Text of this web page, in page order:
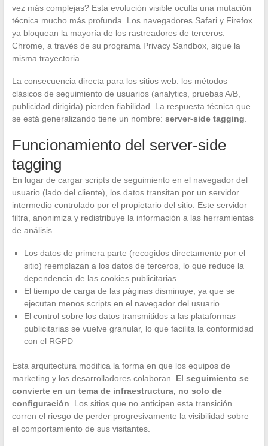
vez más complejas? Esta evolución visible oculta una mutación
técnica mucho más profunda. Los navegadores Safari y Firefox
ya bloquean la mayoría de los rastreadores de terceros.
Chrome, a través de su programa Privacy Sandbox, sigue la
misma trayectoria.
La consecuencia directa para los sitios web: los métodos
clásicos de seguimiento de usuarios (analytics, pruebas A/B,
publicidad dirigida) pierden fiabilidad. La respuesta técnica que
se está generalizando tiene un nombre: server-side tagging.
Funcionamiento del server-side
tagging
En lugar de cargar scripts de seguimiento en el navegador del
usuario (lado del cliente), los datos transitan por un servidor
intermedio controlado por el propietario del sitio. Este servidor
filtra, anonimiza y redistribuye la información a las herramientas
de análisis.
Los datos de primera parte (recogidos directamente por el
sitio) reemplazan a los datos de terceros, lo que reduce la
dependencia de las cookies publicitarias
El tiempo de carga de las páginas disminuye, ya que se
ejecutan menos scripts en el navegador del usuario
El control sobre los datos transmitidos a las plataformas
publicitarias se vuelve granular, lo que facilita la conformidad
con el RGPD
Esta arquitectura modifica la forma en que los equipos de
marketing y los desarrolladores colaboran. El seguimiento se
convierte en un tema de infraestructura, no solo de
configuración. Los sitios que no anticipen esta transición
corren el riesgo de perder progresivamente la visibilidad sobre
el comportamiento de sus visitantes.